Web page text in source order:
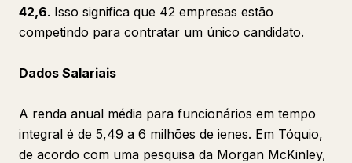
42,6. Isso significa que 42 empresas estão
competindo para contratar um único candidato.
Dados Salariais
A renda anual média para funcionários em tempo
integral é de 5,49 a 6 milhões de ienes. Em Tóquio,
de acordo com uma pesquisa da Morgan McKinley,